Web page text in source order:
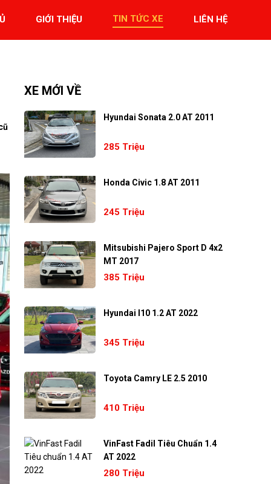
GIỚI THIỆU TIN TỨC XE LIÊN HỆ
XE MỚI VỀ
Hyundai Sonata 2.0 AT 2011
285 Triệu
Honda Civic 1.8 AT 2011
245 Triệu
Mitsubishi Pajero Sport D 4x2
MT 2017
385 Triệu
Hyundai I10 1.2 AT 2022
345 Triệu
Toyota Camry LE 2.5 2010
410 Triệu
VinFast Fadil Tiêu Chuẩn 1.4
AT 2022
280 Triệu